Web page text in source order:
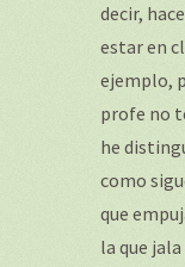
decir,
estar en
ejemplo,
profe no
he
como
que
la que